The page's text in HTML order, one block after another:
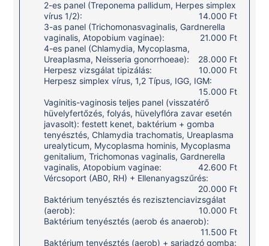
2-es panel (Treponema pallidum, Herpes simplex
vírus 1/2):
14.000 Ft
3-as panel (Trichomonasvaginalis, Gardnerella
vaginalis, Atopobium vaginae):
21.000 Ft
4-es panel (Chlamydia, Mycoplasma,
Ureaplasma, Neisseria gonorrhoeae):
28.000 Ft
Herpesz vizsgálat tipizálás:
10.000 Ft
Herpesz simplex vírus, 1,2 Típus, IGG, IGM:
15.000 Ft
Vaginitis-vaginosis teljes panel (visszatérő
hüvelyfertőzés, folyás, hüvelyflóra zavar esetén
javasolt): festett kenet, baktérium + gomba
tenyésztés, Chlamydia trachomatis, Ureaplasma
urealyticum, Mycoplasma hominis, Mycoplasma
genitalium, Trichomonas vaginalis, Gardnerella
vaginalis, Atopobium vaginae:
42.600 Ft
Vércsoport (AB0, RH) + Ellenanyagszűrés:
20.000 Ft
Baktérium tenyésztés és rezisztenciavizsgálat
(aerob):
10.000 Ft
Baktérium tenyésztés (aerob és anaerob):
11.500 Ft
Baktérium tenyésztés (aerob) + sarjadzó gomba: